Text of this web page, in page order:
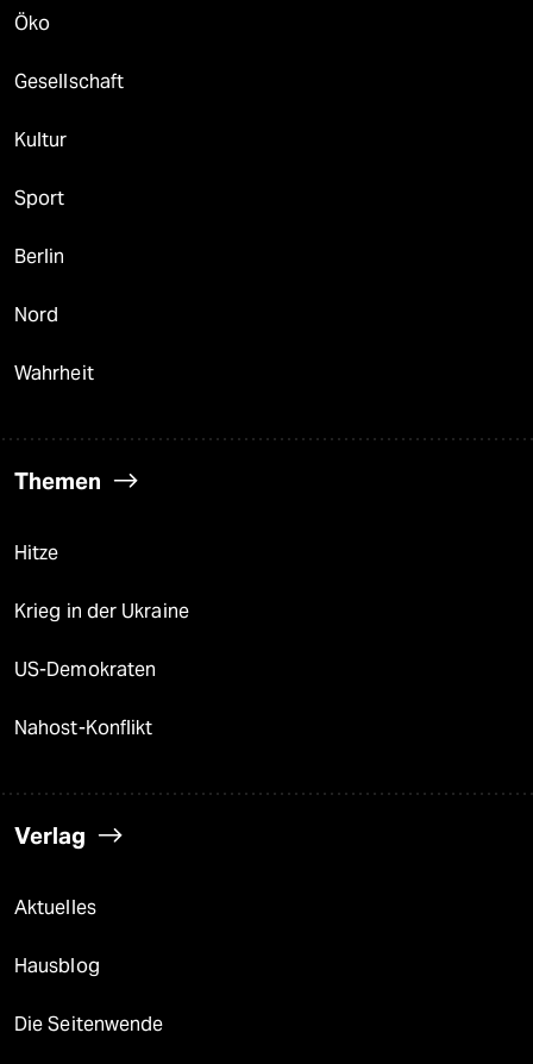
Öko
Gesellschaft
Kultur
Sport
Berlin
Nord
Wahrheit
Themen
Hitze
Krieg in der Ukraine
US-Demokraten
Nahost-Konflikt
Verlag
Aktuelles
Hausblog
Die Seitenwende